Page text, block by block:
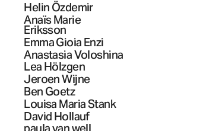
Helin Özdemir
Anaïs Marie
Eriksson
Emma Gioia Enzi
AnastasiaVoloshina
Lea Hölzgen
JeroenWijne
Ben Goetz
Louisa MariaStank
David Hollauf